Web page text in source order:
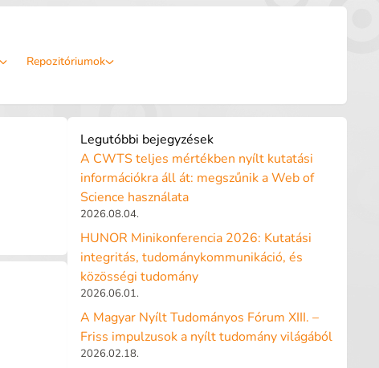
Repozitóriumok
Legutóbbi bejegyzések
A CWTS teljes mértékben nyílt kutatási
információkra áll át: megszűnik a Web of
Science használata
2026.08.04.
HUNOR Minikonferencia 2026: Kutatási
integritás, tudománykommunikáció, és
közösségi tudomány
2026.06.01.
A Magyar Nyílt Tudományos Fórum XIII. –
Friss impulzusok a nyílt tudomány világából
2026.02.18.